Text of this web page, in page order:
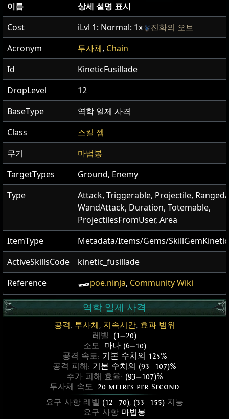
이름
상세 설명 표시
Cost
iLvl 1: Normal: 1x
진화의 오브
Acronym
투사체, Chain
Id
KineticFusillade
DropLevel
12
BaseType
역학 일제 사격
Class
스킬 젬
무기
마법봉
TargetTypes
Ground, Enemy
Type
Attack, Triggerable, Projectile,
WandAttack, Duration, Totemable,
ProjectilesFromUser, Area
ItemType
Metadata/Items/Gems/
ActiveSkillsCode
kinetic_fusillade
Reference
poe.ninja, Community Wiki
역학 일제 사격
공격, 투사체 , 지속시간, 효과 범위
레벨: (1—20)
소모: 마나 (6—10)
공격 속도: 기본 수치의 125%
공격 피해: 기본 수치의 (93—107)%
추가 피해 효율: (93—107)%
투사체 속도: 20 metres per Second
요구 사항 레벨 (12—70), (33—155) 지능
요구 사항 마법봉